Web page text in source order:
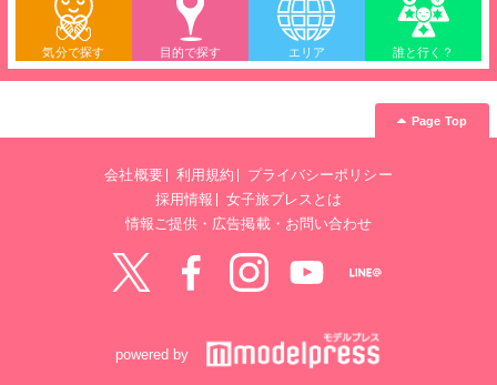
気分で探す 目的で探す エリア 誰と行く？
Page Top
会社概要 利用規約
プライバシーポリシー
採用情報
女子旅プレスとは
情報ご提供・広告掲載・お問い合わせ
powered by